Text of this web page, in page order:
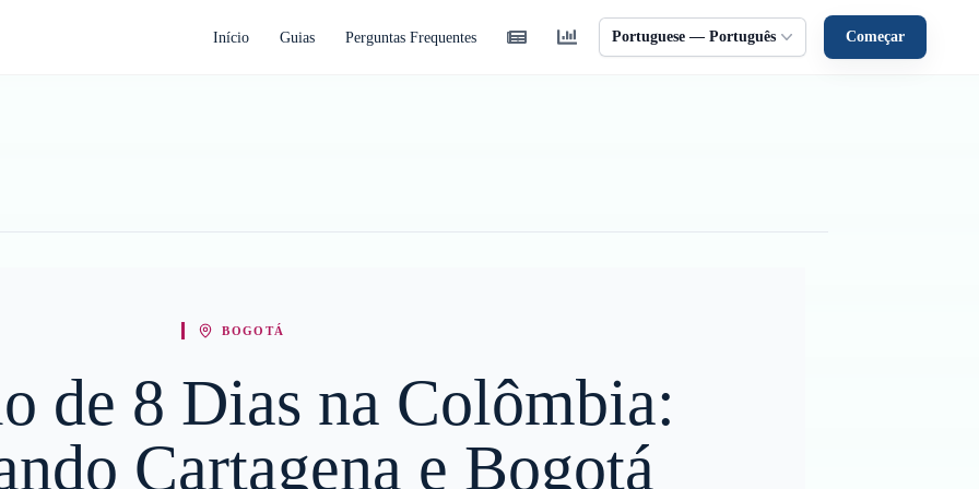
Início Guias Perguntas Frequentes Portuguese — Português Começar
BOGOTÁ
de 8 Dias na Colômbia:
Cartagena e Bogotá